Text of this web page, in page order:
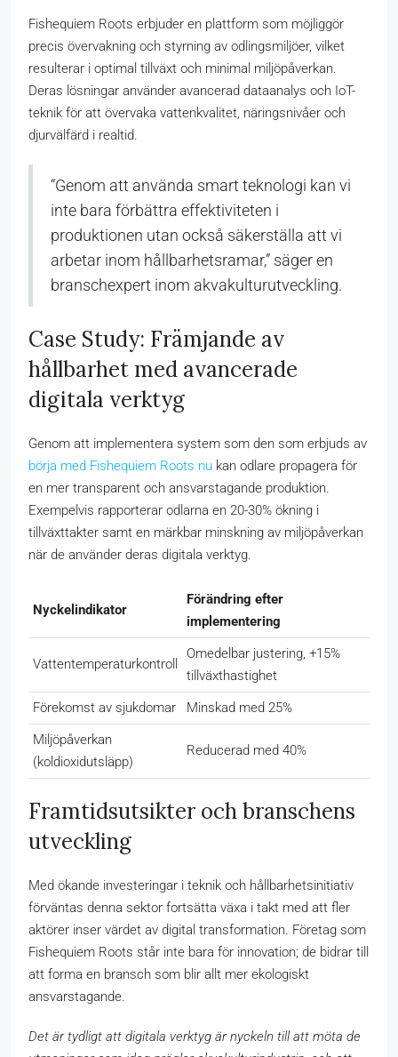
Fishequiem Roots erbjuder en plattform som möjliggör
precis övervakning och styrning av odlingsmiljöer, vilket
resulterar i optimal tillväxt och minimal miljöpåverkan.
Deras lösningar använder avancerad dataanalys och IoT-
teknik för att övervaka vattenkvalitet, näringsnivåer och
djurvälfärd i realtid.
“Genom att använda smart teknologi kan vi
inte bara förbättra effektiviteten i
produktionen utan också säkerställa att vi
arbetar inom hållbarhetsramar,” säger en
branschexpert inom akvakulturutveckling.
Case Study: Främjande av
hållbarhet med avancerade
digitala verktyg
Genom att implementera system som den som erbjuds av
börja med Fishequiem Roots nu kan odlare propagera för
en mer transparent och ansvarstagande produktion.
Exempelvis rapporterar odlarna en 20-30% ökning i
tillväxttakter samt en märkbar minskning av miljöpåverkan
när de använder deras digitala verktyg.
Nyckelindikator
Förändring efter
implementering
Vattentemperaturkontroll
Omedelbar justering, +15%
tillväxthastighet
Förekomst av sjukdomar
Minskad med 25%
Miljöpåverkan
(koldioxidutsläpp)
Reducerad med 40%
Framtidsutsikter och branschens
utveckling
Med ökande investeringar i teknik och hållbarhetsinitiativ
förväntas denna sektor fortsätta växa i takt med att fler
aktörer inser värdet av digital transformation. Företag som
Fishequiem Roots står inte bara för innovation; de bidrar till
att forma en bransch som blir allt mer ekologiskt
ansvarstagande.
Det är tydligt att digitala verktyg är nyckeln till att möta de